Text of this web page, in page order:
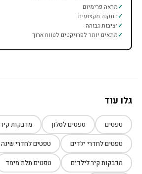
מראה פרימיום
התקנה מקצועית
יציבות גבוהה
מתאים יותר לפרויקטים לטווח ארוך
גלו עוד
טפטים טפטים לסלון מדבקות קיר
טפטים לחדרי ילדים טפטים לחדרי שינה
מדבקות קיר לילדים טפטים תלת מימד